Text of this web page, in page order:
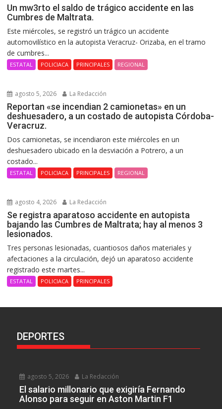
Un mw3rto el saldo de trágico accidente en las
Cumbres de Maltrata.
Este miércoles, se registró un trágico un accidente
automovilístico en la autopista Veracruz- Orizaba, en el tramo
de cumbres...
ESTATAL POLICIACA PRINCIPALES REGIONAL
agosto 5, 2026 La Redacción
Reportan «se incendian 2 camionetas» en un
deshuesadero, a un costado de autopista Córdoba-
Veracruz.
Dos camionetas, se incendiaron este miércoles en un
deshuesadero ubicado en la desviación a Potrero, a un
costado...
ESTATAL POLICIACA PRINCIPALES REGIONAL
agosto 4, 2026 La Redacción
Se registra aparatoso accidente en autopista
bajando las Cumbres de Maltrata; hay al menos 3
lesionados.
Tres personas lesionadas, cuantiosos daños materiales y
afectaciones a la circulación, dejó un aparatoso accidente
registrado este martes...
ESTATAL POLICIACA PRINCIPALES
DEPORTES
agosto 5, 2026 La Redacción
El salario millonario que exigiría Fernando
Alonso para seguir en Aston Martin F1